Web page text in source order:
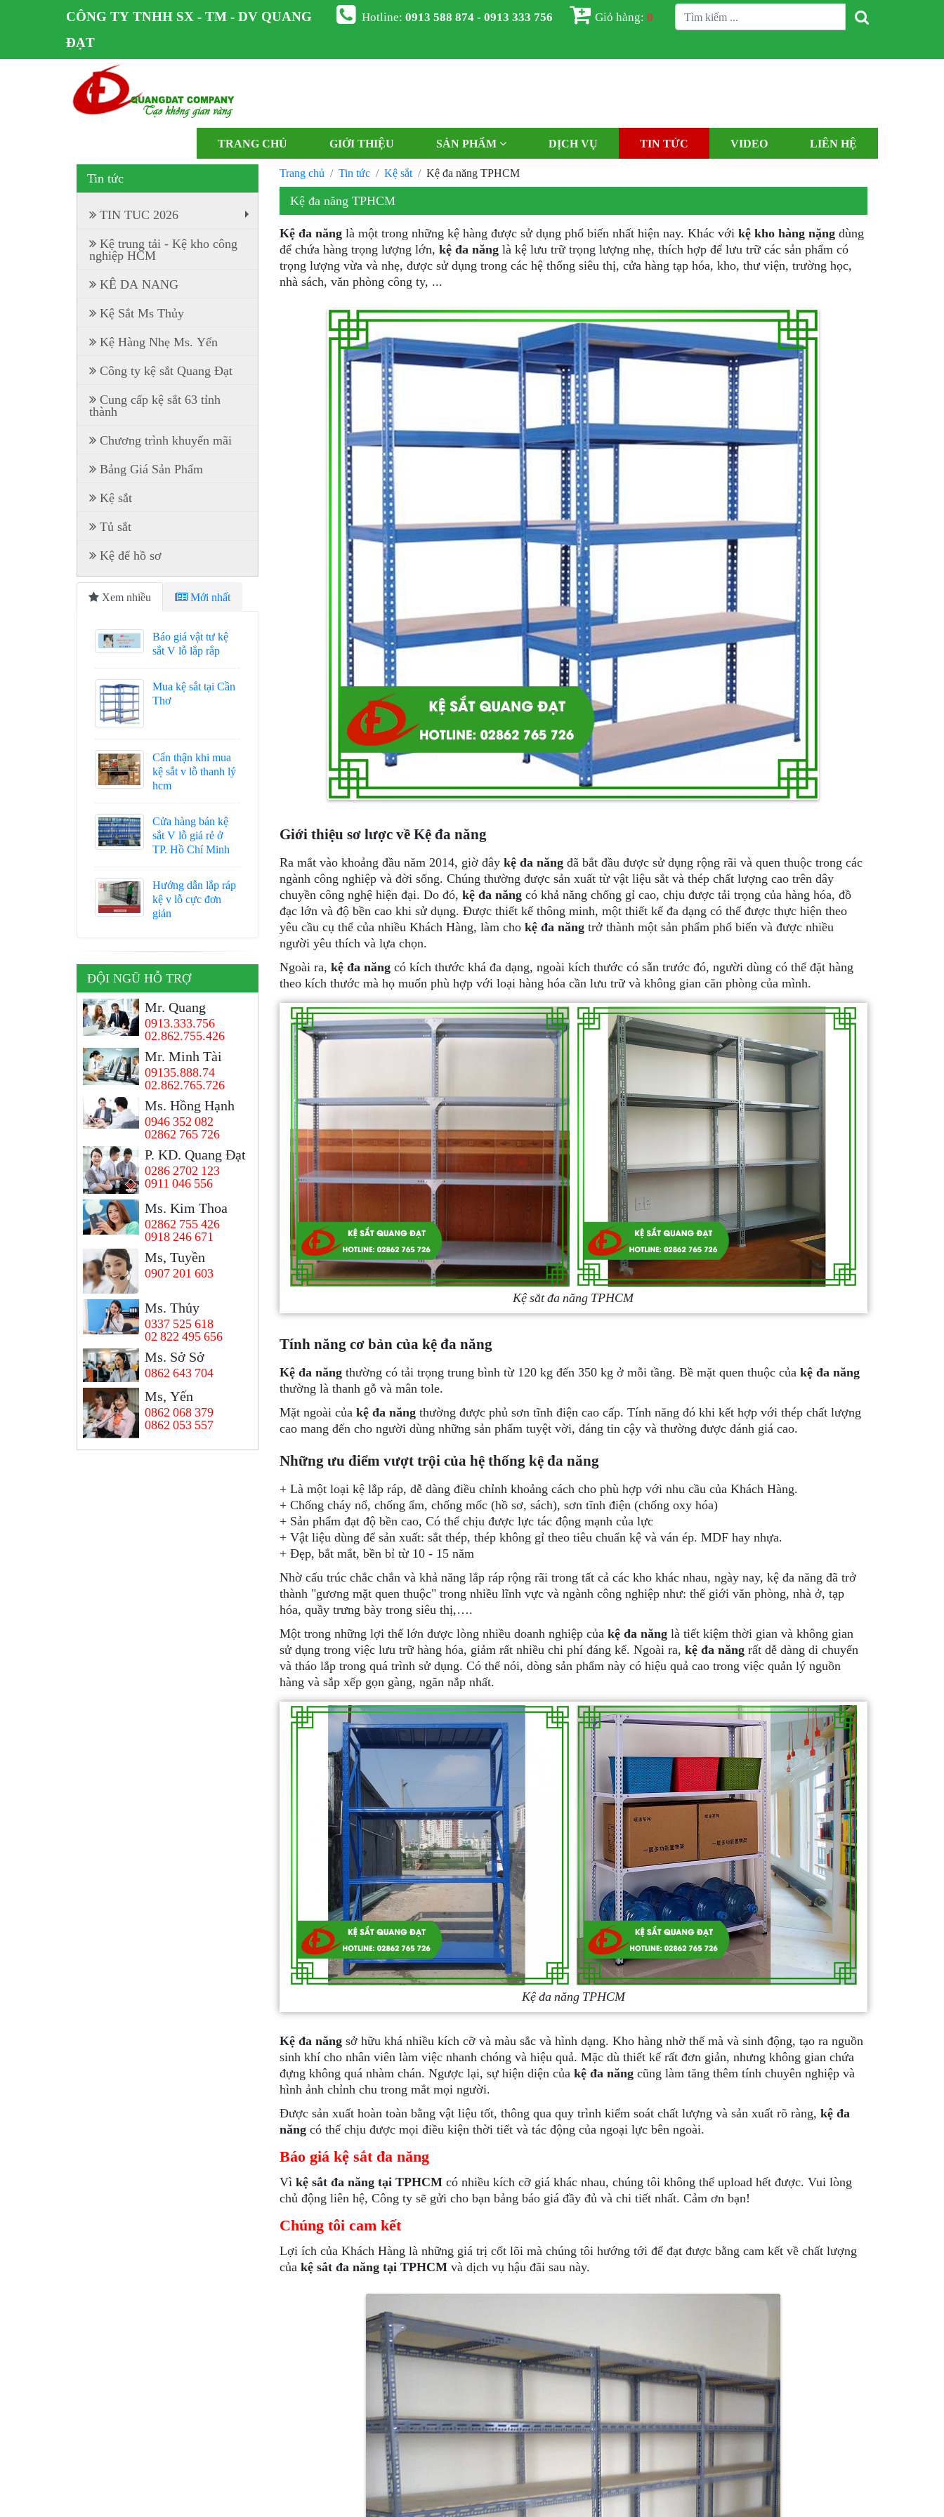
CÔNG TY TNHH SX - TM - DV QUANG
ĐẠT
Hotline:0913 588 874 - 0913 333 756 Giỏ hàng:0
TRANG CHỦ GIỚI THIỆU SẢN PHẨM DỊCH VỤ TIN TỨC VIDEO LIÊN HỆ
Trang chủ Tin tức Kệ sắt Kệ đa năng TPHCM
Kệ đa năng TPHCM
Kệ đa năng là một trong những kệ hàng được sử dụng phổ biến nhất hiện nay. Khác với kệ kho hàng nặng dùng
để chứa hàng trọng lượng lớn,kệ đa năng là kệ lưu trữ trọng lượng nhẹ, thích hợp để lưu trữ các sản phẩm có
trọng lượng vừa và nhẹ, được sử dụng trong các hệ thống siêu thị, cửa hàng tạp hóa, kho, thư viện, trường học,
nhà sách, văn phòng công ty, ...
Giới thiệu sơ lược về Kệ đa năng
Ra mắt vào khoảng đầu năm 2014, giờ đâykệ đa năng đã bắt đầu được sử dụng rộng rãi và quen thuộc trong các
ngành công nghiệp và đời sống. Chúng thường được sản xuất từ vật liệu sắt và thép chất lượng cao trên dây
chuyền công nghệ hiện đại. Do đó, kệ đa năng có khả năng chống gỉ cao, chịu được tải trọng của hàng hóa, đồ
đạc lớn và độ bền cao khi sử dụng. Được thiết kế thông minh, một thiết kế đa dạng có thể được thực hiện theo
yêu cầu cụ thể của nhiều Khách Hàng, làm chokệ đa năng trở thành một sản phẩm phổ biến và được nhiều
người yêu thích và lựa chọn.
Ngoài ra, kệ đa năng có kích thước khá đa dạng, ngoài kích thước có sẵn trước đó, người dùng có thể đặt hàng
theo kích thước mà họ muốn phù hợp với loại hàng hóa cần lưu trữ và không gian căn phòng của mình.
Kệ sắt đa năng TPHCM
Tính năng cơ bản của kệ đa năng
Kệ đa năngthường có tải trọng trung bình từ 120 kg đến 350 kg ở mỗi tầng. Bề mặt quen thuộc củakệ đa năng
thường là thanh gỗ và mân tole.
Mặt ngoài củakệ đa năngthường được phủ sơn tĩnh điện cao cấp. Tính năng đó khi kết hợp với thép chất lượng
cao mang đến cho người dùng những sản phẩm tuyệt vời, đáng tin cậy và thường được đánh giá cao.
Những ưu điểm vượt trội của hệ thống kệ đa năng
+ Là một loại kệ lắp ráp, dễ dàng điều chỉnh khoảng cách cho phù hợp với nhu cầu của Khách Hàng.
+ Chống cháy nổ, chống ẩm, chống mốc (hồ sơ, sách), sơn tĩnh điện (chống oxy hóa)
+ Sản phẩm đạt độ bền cao, Có thể chịu được lực tác động mạnh của lực
+ Vật liệu dùng để sản xuất: sắt thép, thép không gỉ theo tiêu chuẩn kệ và ván ép. MDF hay nhựa.
+ Đẹp, bắt mắt, bền bỉ từ 10 - 15 năm
Nhờ cấu trúc chắc chắn và khả năng lắp ráp rộng rãi trong tất cả các kho khác nhau, ngày nay, kệ đa năng đã trở
thành "gương mặt quen thuộc" trong nhiều lĩnh vực và ngành công nghiệp như: thế giới văn phòng, nhà ở, tạp
hóa, quầy trưng bày trong siêu thị,….
Một trong những lợi thế lớn được lòng nhiều doanh nghiệp củakệ đa năng là tiết kiệm thời gian và không gian
sử dụng trong việc lưu trữ hàng hóa, giảm rất nhiều chi phí đáng kể. Ngoài ra, kệ đa năng rất dễ dàng di chuyển
và tháo lắp trong quá trình sử dụng. Có thể nói, dòng sản phẩm này có hiệu quả cao trong việc quản lý nguồn
hàng và sắp xếp gọn gàng, ngăn nắp nhất.
Kệ đa năng TPHCM
Kệ đa năngsở hữu khá nhiều kích cỡ và màu sắc và hình dạng. Kho hàng nhờ thế mà và sinh động, tạo ra nguồn
sinh khí cho nhân viên làm việc nhanh chóng và hiệu quả. Mặc dù thiết kế rất đơn giản, nhưng không gian chứa
đựng không quá nhàm chán. Ngược lại, sự hiện diện củakệ đa năngcũng làm tăng thêm tính chuyên nghiệp và
hình ảnh chỉnh chu trong mắt mọi người.
Được sản xuất hoàn toàn bằng vật liệu tốt, thông qua quy trình kiểm soát chất lượng và sản xuất rõ ràng,kệ đa
năng có thể chịu được mọi điều kiện thời tiết và tác động của ngoại lực bên ngoài.
Báo giá kệ sắt đa năng
Vì kệ sắt đa năng tại TPHCM có nhiều kích cỡ giá khác nhau, chúng tôi không thể upload hết được. Vui lòng
chủ động liên hệ, Công ty sẽ gửi cho bạn bảng báo giá đầy đủ và chi tiết nhất. Cảm ơn bạn!
Chúng tôi cam kết
Lợi ích của Khách Hàng là những giá trị cốt lõi mà chúng tôi hướng tới để đạt được bằng cam kết về chất lượng
củakệ sắt đa năng tại TPHCM và dịch vụ hậu đãi sau này.
Tin tức
TIN TUC 2026
Kệ trung tải - Kệ kho công
nghiệp HCM
KÊ DA NANG
Kệ Sắt Ms Thủy
Kệ Hàng Nhẹ Ms. Yến
Công ty kệ sắt Quang Đạt
Cung cấp kệ sắt 63 tỉnh
thành
Chương trình khuyến mãi
Bảng Giá Sản Phẩm
Kệ sắt
Tủ sắt
Kệ để hồ sơ
Xem nhiều Mới nhất
Báo giá vật tư kệ
sắt V lỗ lắp rắp
Mua kệ sắt tại Cần
Thơ
Cẩn thận khi mua
kệ sắt v lỗ thanh lý
hcm
Cửa hàng bán kệ
sắt V lỗ giá rẻ ở
TP. Hồ Chí Minh
Hướng dẫn lắp ráp
kệ v lỗ cực đơn
giản
ĐỘI NGŨ HỖ TRỢ
Mr. Quang
0913.333.756
02.862.755.426
Mr. Minh Tài
09135.888.74
02.862.765.726
Ms. Hồng Hạnh
0946 352 082
02862 765 726
P. KD. Quang Đạt
0286 2702 123
0911 046 556
Ms. Kim Thoa
02862 755 426
0918 246 671
Ms, Tuyền
0907 201 603
Ms. Thủy
0337 525 618
02 822 495 656
Ms. Sở Sở
0862 643 704
Ms, Yến
0862 068 379
0862 053 557